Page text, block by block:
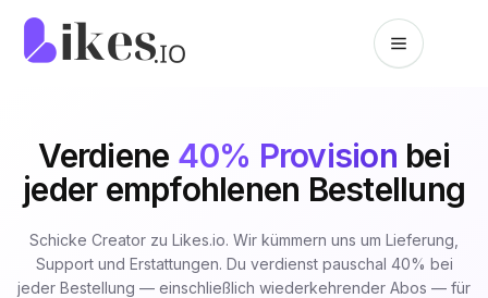
Zum Inhalt springen
Verdiene 40% Provision bei
jeder empfohlenen Bestellung
Schicke Creator zu Likes.io. Wir kümmern uns um Lieferung,
Support und Erstattungen. Du verdienst pauschal 40% bei
jeder Bestellung — einschließlich wiederkehrender Abos — für